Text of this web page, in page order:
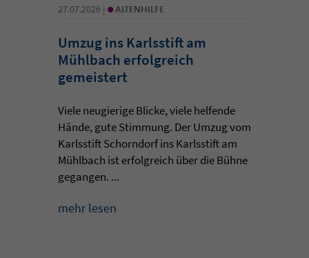
27.07.2026 | • ALTENHILFE
Umzug ins Karlsstift am
Mühlbach erfolgreich
gemeistert
Viele neugierige Blicke, viele helfende
Hände, gute Stimmung. Der Umzug vom
Karlsstift Schorndorf ins Karlsstift am
Mühlbach ist erfolgreich über die Bühne
gegangen. ...
mehr lesen